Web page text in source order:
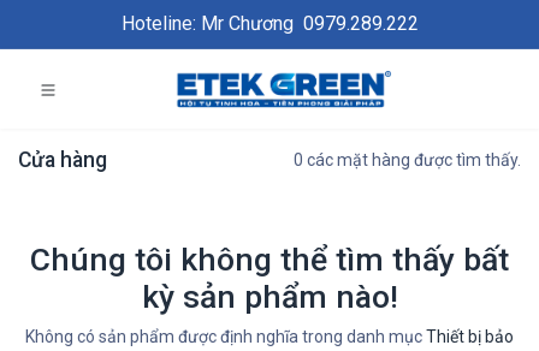
Hoteline: Mr Chương 0979.289.222
Cửa hàng 0 các mặt hàng được tìm thấy.
Chúng tôi không thể tìm thấy bất
kỳ sản phẩm nào!
Không có sản phẩm được định nghĩa trong danh mụcThiết bị bảo